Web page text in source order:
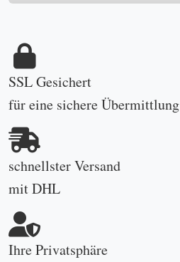
SSL Gesichert
für eine sichere Übermittlung
schnellster Versand
mit DHL
Ihre Privatsphäre